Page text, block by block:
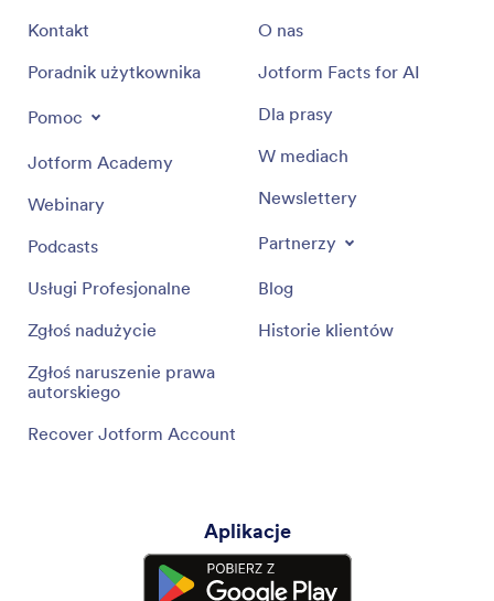
Kontakt
Poradnik użytkownika
Pomoc
Jotform Academy
Webinary
Podcasts
Usługi Profesjonalne
Zgłoś nadużycie
Zgłoś naruszenie prawa
autorskiego
Recover Jotform Account
O nas
Jotform Facts for AI
Dla prasy
W mediach
Newslettery
Partnerzy
Blog
Historie klientów
Aplikacje